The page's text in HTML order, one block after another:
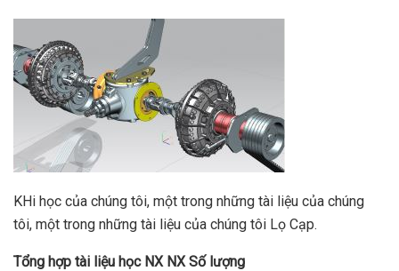
KHi học của chúng tôi, một trong những tài liệu của chúng
tôi, một trong những tài liệu của chúng tôi Lọ Cạp.
Tổng hợp tài liệu học NX NX Số lượng